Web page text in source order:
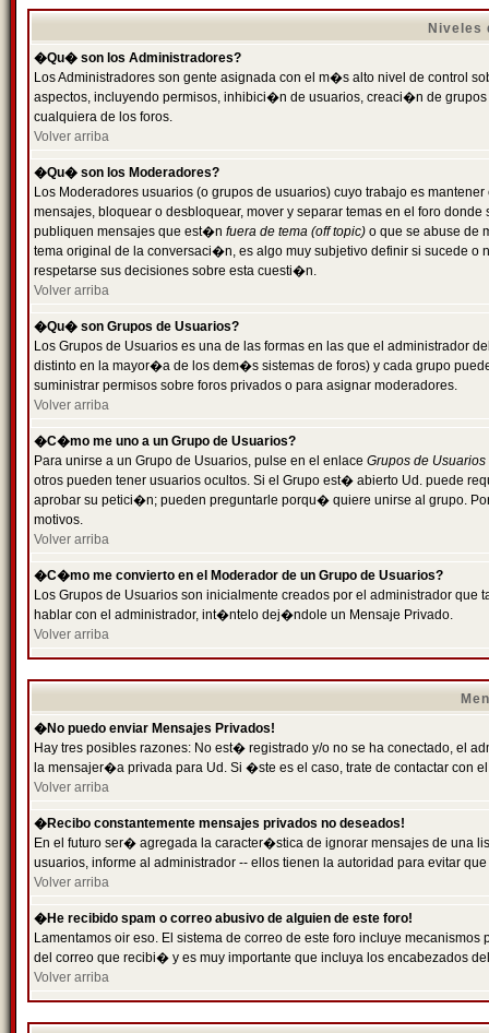
Niveles
�Qu� son los Administradores?
Los Administradores son gente asignada con el m�s alto nivel de control
aspectos, incluyendo permisos, inhibici�n de usuarios, creaci�n de
cualquiera de los foros.
Volver arriba
�Qu� son los Moderadores?
Los Moderadores usuarios (o grupos de usuarios) cuyo trabajo es
mensajes, bloquear o desbloquear, mover y separar temas en el foro
publiquen mensajes que est�n fuera de tema (off topic) o que se abuse de
tema original de la conversaci�n, es algo muy subjetivo definir si sucede
respetarse sus decisiones sobre esta cuesti�n.
Volver arriba
�Qu� son Grupos de Usuarios?
Los Grupos de Usuarios es una de las formas en las que el administrador
distinto en la mayor�a de los dem�s sistemas de foros) y cada grupo
suministrar permisos sobre foros privados o para asignar moderadores.
Volver arriba
�C�mo me uno a un Grupo de Usuarios?
Para unirse a un Grupo de Usuarios, pulse en el enlace Grupos de Usuarios
otros pueden tener usuarios ocultos. Si el Grupo est� abierto Ud. puede
aprobar su petici�n; pueden preguntarle porqu� quiere unirse al grupo.
motivos.
Volver arriba
�C�mo me convierto en el Moderador de un Grupo de Usuarios?
Los Grupos de Usuarios son inicialmente creados por el administrador
hablar con el administrador, int�ntelo dej�ndole un Mensaje Privado.
Volver arriba
�No puedo enviar Mensajes Privados!
Hay tres posibles razones: No est� registrado y/o no se ha conectado, el
la mensajer�a privada para Ud. Si �ste es el caso, trate de contactar con
Volver arriba
�Recibo constantemente mensajes privados no deseados!
En el futuro ser� agregada la caracter�stica de ignorar mensajes de una
usuarios, informe al administrador -- ellos tienen la autoridad para evitar
Volver arriba
�He recibido spam o correo abusivo de alguien de este foro!
Lamentamos oir eso. El sistema de correo de este foro incluye
del correo que recibi� y es muy importante que incluya los encabezados
Volver arriba